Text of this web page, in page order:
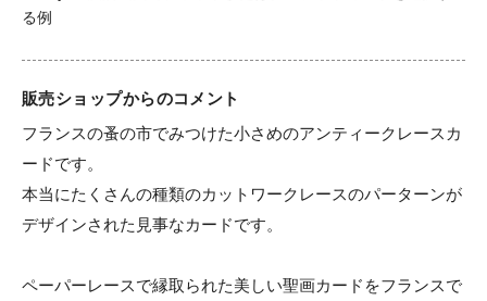
販売ショップからのコメント
フランスの蚤の市でみつけた小さめのアンティークレースカ
ードです。
本当にたくさんの種類のカットワークレースのパーターンが
デザインされた見事なカードです。
ペーパーレースで縁取られた美しい聖画カードをフランスで